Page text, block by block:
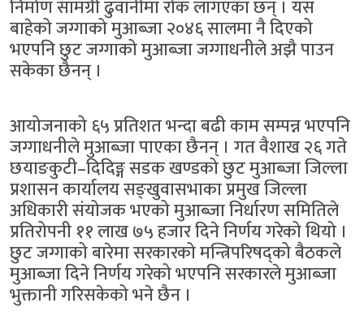
निर्माण सामग्री ढुवानीमा रोक लागएका छन् । यस
बाहेको जग्गाको मुआब्जा २०४६ सालमा नै दिएको
भएपनि छुट जग्गाको मुआब्जा जग्गाधनीले अझै पाउन
सकेका छैनन् ।
आयोजनाको ६५ प्रतिशत भन्दा बढी काम सम्पन्न भएपनि
जग्गाधनीले मुआब्जा पाएका छैनन् । गत वैशाख २६ गते
छयाङकुटी–दिदिङ्ग सडक खण्डको छुट मुआब्जा जिल्ला
प्रशासन कार्यालय सङ्खुवासभाका प्रमुख जिल्ला
अधिकारी संयोजक भएको मुआब्जा निर्धारण समितिले
प्रतिरोपनी ११ लाख ७५ हजार दिने निर्णय गरेको थियो ।
छुट जग्गाको बारेमा सरकारको मन्त्रिपरिषद्को बैठकले
मुआब्जा दिने निर्णय गरेको भएपनि सरकारले मुआब्जा
भुक्तानी गरिसकेको भने छैन ।